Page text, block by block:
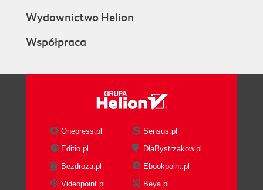
Wydawnictwo Helion
Współpraca
Onepress.pl
Sensus.pl
Editio.pl
DlaBystrzakow.pl
Bezdroza.pl
Ebookpoint.pl
Videopoint.pl
Beya.pl